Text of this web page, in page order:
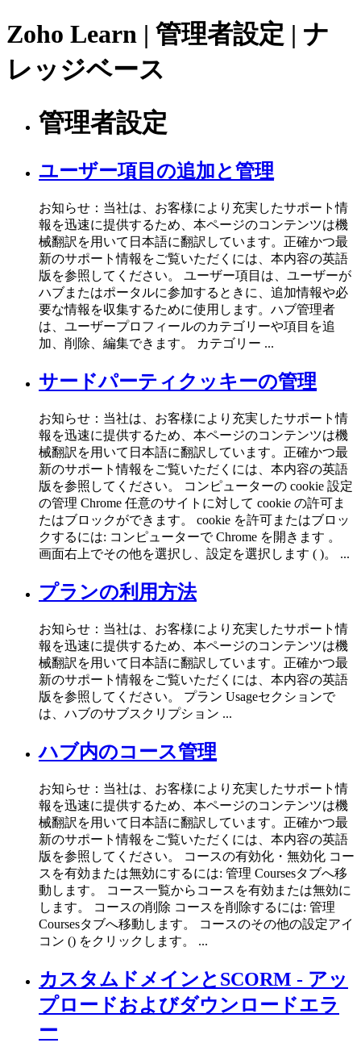
Zoho Learn | 管理者設定 | ナ
レッジベース
管理者設定
ユーザー項目の追加と管理
お知らせ：当社は、お客様により充実したサポート情
報を迅速に提供するため、本ページのコンテンツは機
械翻訳を用いて日本語に翻訳しています。正確かつ最
新のサポート情報をご覧いただくには、本内容の英語
版を参照してください。 ユーザー項目は、ユーザーが
ハブまたはポータルに参加するときに、追加情報や必
要な情報を収集するために使用します。ハブ管理者
は、ユーザープロフィールのカテゴリーや項目を追
加、削除、編集できます。 カテゴリー ...
サードパーティクッキーの管理
お知らせ：当社は、お客様により充実したサポート情
報を迅速に提供するため、本ページのコンテンツは機
械翻訳を用いて日本語に翻訳しています。正確かつ最
新のサポート情報をご覧いただくには、本内容の英語
版を参照してください。 コンピューターの cookie 設定
の管理 Chrome 任意のサイトに対して cookie の許可ま
たはブロックができます。 cookie を許可またはブロッ
クするには: コンピューターで Chrome を開きます 。
画面右上でその他を選択し、設定を選択します ( )。 ...
プランの利用方法
お知らせ：当社は、お客様により充実したサポート情
報を迅速に提供するため、本ページのコンテンツは機
械翻訳を用いて日本語に翻訳しています。正確かつ最
新のサポート情報をご覧いただくには、本内容の英語
版を参照してください。 プラン Usageセクションで
は、ハブのサブスクリプション ...
ハブ内のコース管理
お知らせ：当社は、お客様により充実したサポート情
報を迅速に提供するため、本ページのコンテンツは機
械翻訳を用いて日本語に翻訳しています。正確かつ最
新のサポート情報をご覧いただくには、本内容の英語
版を参照してください。 コースの有効化・無効化 コー
スを有効または無効にするには: 管理 Coursesタブへ移
動します。 コース一覧からコースを有効または無効に
します。 コースの削除 コースを削除するには: 管理
Coursesタブへ移動します。 コースのその他の設定アイ
コン () をクリックします。 ...
カスタムドメインとSCORM - アッ
プロードおよびダウンロードエラ
ー